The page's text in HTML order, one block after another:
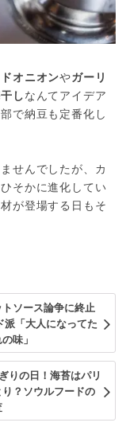
オニオンやガーリ
しなんてアイデア
で納豆も定番化し
せんでしたが、カ
そかに進化してい
が登場する日もそ
ソース論争に終止
「大人になってた
味」
りの日！海苔はパリ
？ソウルフードの